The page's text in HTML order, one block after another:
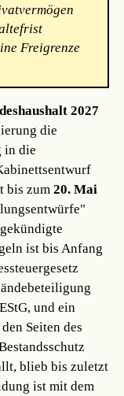
Freigrenze
2027
die
in die
bis zum20. Mai
ist bis Anfang
und ein
Seiten des
blieb bis zuletzt
ist mit dem